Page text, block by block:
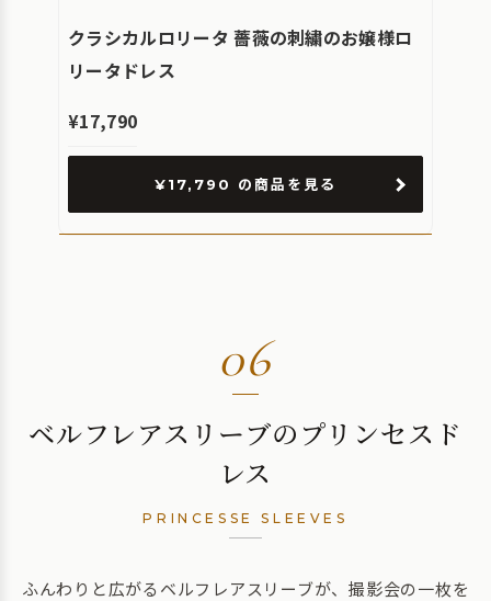
クラシカルロリータ 薔薇の刺繍のお嬢様ロ
リータドレス
¥17,790
¥17,790 の商品を見る
06
ベルフレアスリーブのプリンセスド
レス
PRINCESSE SLEEVES
ふんわりと広がるベルフレアスリーブが、撮影会の一枚を